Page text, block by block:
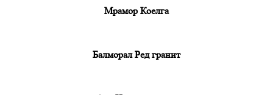
Мрамор Коелга
Балморал Ред гранит